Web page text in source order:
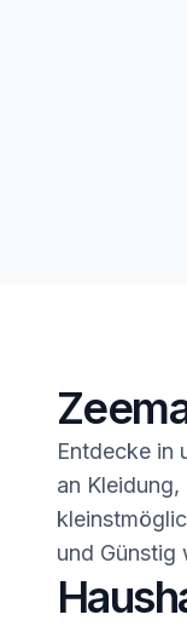
Entdecke in
an
und Günstig